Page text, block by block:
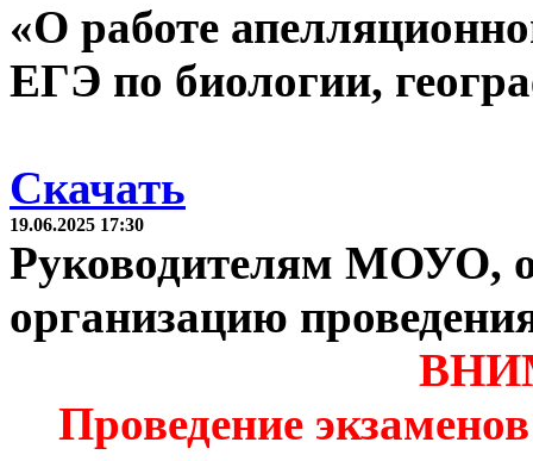
«О работе
ЕГЭ по биологии,
Скачать
19.06.2025 17:30
Руководителям МОУО,
организацию
Проведение